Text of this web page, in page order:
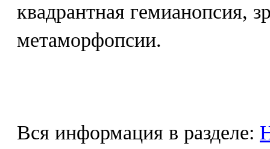
квадрантная гемианопсия,
метаморфопсии.
Вся информация в разделе: